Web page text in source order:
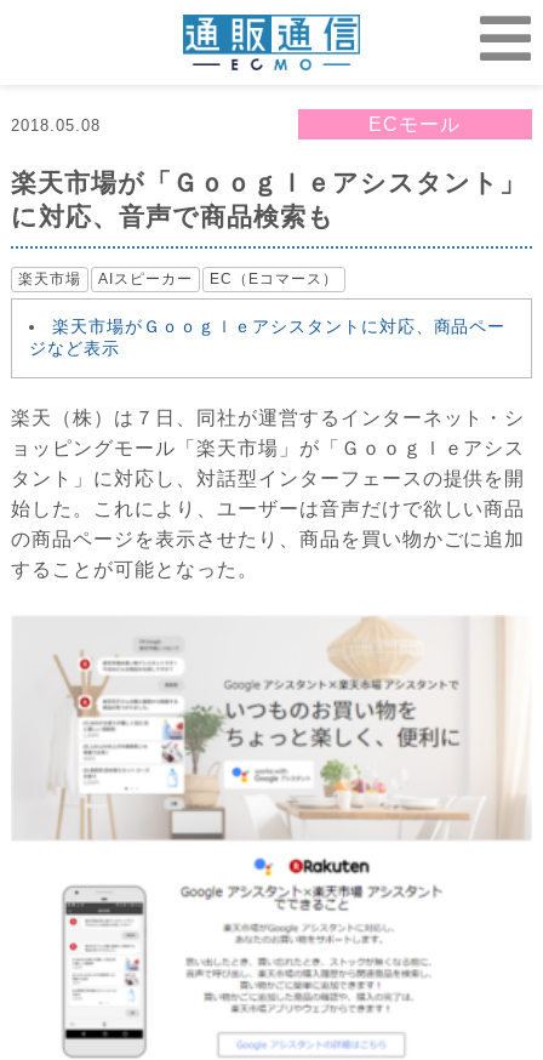
2018.05.08 ECモール
楽天市場が「Ｇｏｏｇｌｅアシスタント」
に対応、音声で商品検索も
楽天市場 AIスピーカー EC（Eコマース）
楽天市場がＧｏｏｇｌｅアシスタントに対応、商品ペー
ジなど表示
楽天（株）は７日、同社が運営するインターネット・シ
ョッピングモール「楽天市場」が「Ｇｏｏｇｌｅアシス
タント」に対応し、対話型インターフェースの提供を開
始した。これにより、ユーザーは音声だけで欲しい商品
の商品ページを表示させたり、商品を買い物かごに追加
することが可能となった。